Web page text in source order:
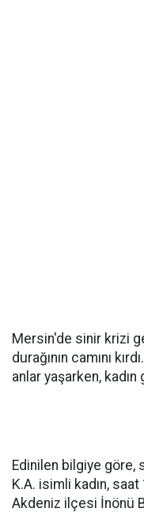
Mersin'de sinir krizi
durağının camını
anlar yaşarken, kadın
Edinilen bilgiye
K.A. isimli kadın,
Akdeniz ilçesi İnönü